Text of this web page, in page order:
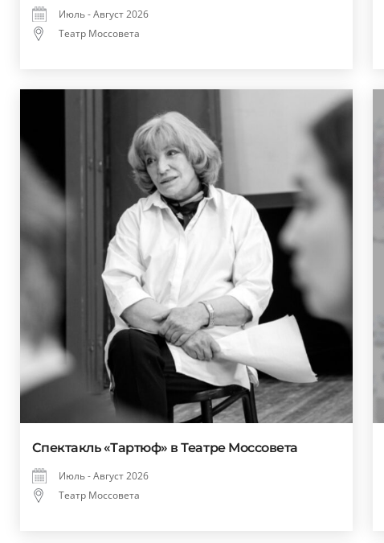
Июль - Август 2026
Театр Моссовета
Спектакль «Тартюф» в Театре Моссовета
Июль - Август 2026
Театр Моссовета